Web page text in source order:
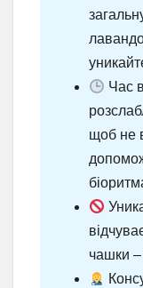
Час
щоб не
чашки –